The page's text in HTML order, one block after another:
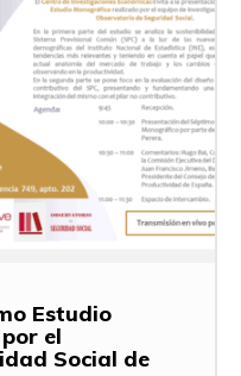
Estudio
el
Social de